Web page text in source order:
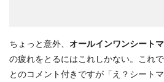
ちょっと意外、 オールインワンシート
の疲れをとるにはこれしかない。これ
とのコメント付きですが「え？シート